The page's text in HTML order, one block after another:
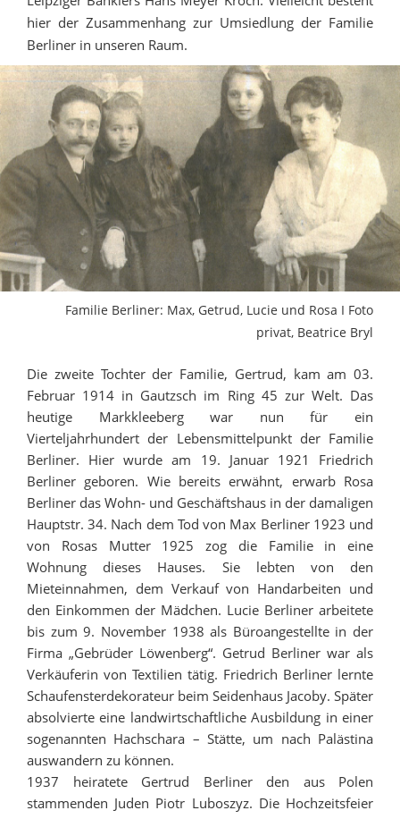
hier der Zusammenhang zur Umsiedlung der Familie
Berliner in unseren Raum.
Familie Berliner: Max, Getrud, Lucie und Rosa I Foto
privat, Beatrice Bryl
Die zweite Tochter der Familie, Gertrud, kam am 03.
Februar 1914 in Gautzsch im Ring 45 zur Welt. Das
heutige Markkleeberg war nun für ein
Vierteljahrhundert der Lebensmittelpunkt der Familie
Berliner. Hier wurde am 19. Januar 1921 Friedrich
Berliner geboren. Wie bereits erwähnt, erwarb Rosa
Berliner das Wohn- und Geschäftshaus in der damaligen
Hauptstr. 34. Nach dem Tod von Max Berliner 1923 und
von Rosas Mutter 1925 zog die Familie in eine
Wohnung dieses Hauses. Sie lebten von den
Mieteinnahmen, dem Verkauf von Handarbeiten und
den Einkommen der Mädchen. Lucie Berliner arbeitete
bis zum 9. November 1938 als Büroangestellte in der
Firma „Gebrüder Löwenberg“. Getrud Berliner war als
Verkäuferin von Textilien tätig. Friedrich Berliner lernte
Schaufensterdekorateur beim Seidenhaus Jacoby. Später
absolvierte eine landwirtschaftliche Ausbildung in einer
sogenannten Hachschara – Stätte, um nach Palästina
auswandern zu können.
1937 heiratete Gertrud Berliner den aus Polen
stammenden Juden Piotr Luboszyz. Die Hochzeitsfeier